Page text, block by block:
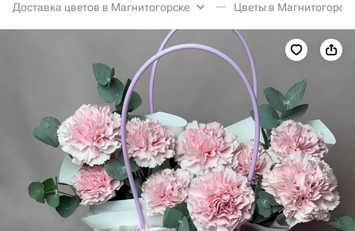
Доставка цветов в Магнитогорске Цветы в Магнитогорске